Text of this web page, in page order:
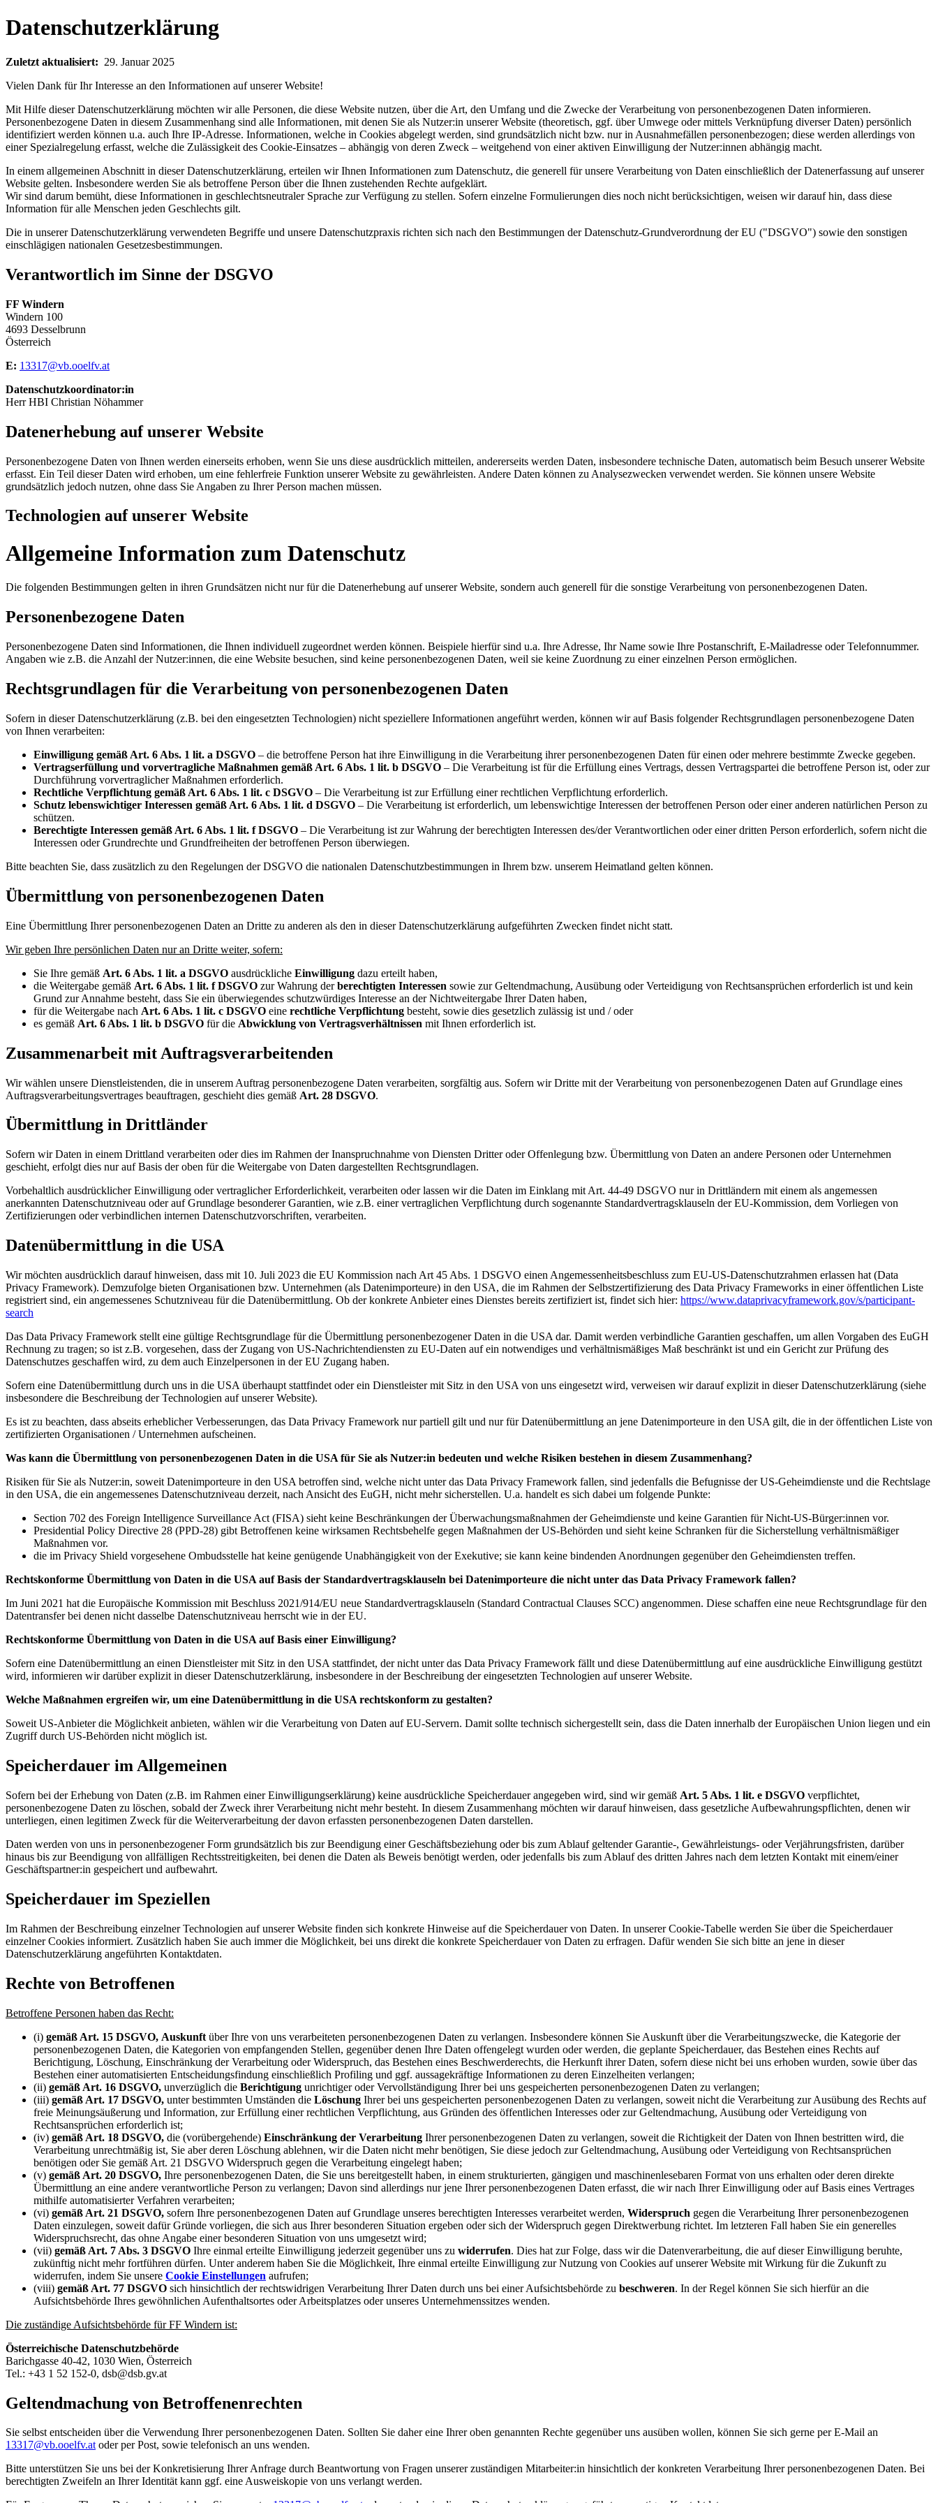
Datenschutzerklärung
Zuletzt aktualisiert: 29. Januar 2025
Vielen Dank für Ihr Interesse an den Informationen auf unserer Website!
Mit Hilfe dieser Datenschutzerklärung möchten wir alle Personen, die diese Website nutzen, über die Art, den Umfang und die Zwecke der Verarbeitung von personenbezogenen Daten informieren.
Personenbezogene Daten in diesem Zusammenhang sind alle Informationen, mit denen Sie als Nutzer:in unserer Website (theoretisch, ggf. über Umwege oder mittels Verknüpfung diverser Daten) persönlich
identifiziert werden können u.a. auch Ihre IP-Adresse. Informationen, welche in Cookies abgelegt werden, sind grundsätzlich nicht bzw. nur in Ausnahmefällen personenbezogen; diese werden allerdings von
einer Spezialregelung erfasst, welche die Zulässigkeit des Cookie-Einsatzes – abhängig von deren Zweck – weitgehend von einer aktiven Einwilligung der Nutzer:innen abhängig macht.
In einem allgemeinen Abschnitt in dieser Datenschutzerklärung, erteilen wir Ihnen Informationen zum Datenschutz, die generell für unsere Verarbeitung von Daten einschließlich der Datenerfassung auf unserer
Website gelten. Insbesondere werden Sie als betroffene Person über die Ihnen zustehenden Rechte aufgeklärt.
Wir sind darum bemüht, diese Informationen in geschlechtsneutraler Sprache zur Verfügung zu stellen. Sofern einzelne Formulierungen dies noch nicht berücksichtigen, weisen wir darauf hin, dass diese
Information für alle Menschen jeden Geschlechts gilt.
Die in unserer Datenschutzerklärung verwendeten Begriffe und unsere Datenschutzpraxis richten sich nach den Bestimmungen der Datenschutz-Grundverordnung der EU ("DSGVO") sowie den sonstigen
einschlägigen nationalen Gesetzesbestimmungen.
Verantwortlich im Sinne der DSGVO
FF Windern
Windern 100
4693 Desselbrunn
Österreich
E: 13317@vb.ooelfv.at
Datenschutzkoordinator:in
Herr HBI Christian Nöhammer
Datenerhebung auf unserer Website
Personenbezogene Daten von Ihnen werden einerseits erhoben, wenn Sie uns diese ausdrücklich mitteilen, andererseits werden Daten, insbesondere technische Daten, automatisch beim Besuch unserer Website
erfasst. Ein Teil dieser Daten wird erhoben, um eine fehlerfreie Funktion unserer Website zu gewährleisten. Andere Daten können zu Analysezwecken verwendet werden. Sie können unsere Website
grundsätzlich jedoch nutzen, ohne dass Sie Angaben zu Ihrer Person machen müssen.
Technologien auf unserer Website
Allgemeine Information zum Datenschutz
Die folgenden Bestimmungen gelten in ihren Grundsätzen nicht nur für die Datenerhebung auf unserer Website, sondern auch generell für die sonstige Verarbeitung von personenbezogenen Daten.
Personenbezogene Daten
Personenbezogene Daten sind Informationen, die Ihnen individuell zugeordnet werden können. Beispiele hierfür sind u.a. Ihre Adresse, Ihr Name sowie Ihre Postanschrift, E-Mailadresse oder Telefonnummer.
Angaben wie z.B. die Anzahl der Nutzer:innen, die eine Website besuchen, sind keine personenbezogenen Daten, weil sie keine Zuordnung zu einer einzelnen Person ermöglichen.
Rechtsgrundlagen für die Verarbeitung von personenbezogenen Daten
Sofern in dieser Datenschutzerklärung (z.B. bei den eingesetzten Technologien) nicht speziellere Informationen angeführt werden, können wir auf Basis folgender Rechtsgrundlagen personenbezogene Daten
von Ihnen verarbeiten:
Einwilligung gemäß Art. 6 Abs. 1 lit. a DSGVO – die betroffene Person hat ihre Einwilligung in die Verarbeitung ihrer personenbezogenen Daten für einen oder mehrere bestimmte Zwecke gegeben.
Vertragserfüllung und vorvertragliche Maßnahmen gemäß Art. 6 Abs. 1 lit. b DSGVO – Die Verarbeitung ist für die Erfüllung eines Vertrags, dessen Vertragspartei die betroffene Person ist, oder zur
Durchführung vorvertraglicher Maßnahmen erforderlich.
Rechtliche Verpflichtung gemäß Art. 6 Abs. 1 lit. c DSGVO – Die Verarbeitung ist zur Erfüllung einer rechtlichen Verpflichtung erforderlich.
Schutz lebenswichtiger Interessen gemäß Art. 6 Abs. 1 lit. d DSGVO – Die Verarbeitung ist erforderlich, um lebenswichtige Interessen der betroffenen Person oder einer anderen natürlichen Person zu
schützen.
Berechtigte Interessen gemäß Art. 6 Abs. 1 lit. f DSGVO – Die Verarbeitung ist zur Wahrung der berechtigten Interessen des/der Verantwortlichen oder einer dritten Person erforderlich, sofern nicht die
Interessen oder Grundrechte und Grundfreiheiten der betroffenen Person überwiegen.
Bitte beachten Sie, dass zusätzlich zu den Regelungen der DSGVO die nationalen Datenschutzbestimmungen in Ihrem bzw. unserem Heimatland gelten können.
Übermittlung von personenbezogenen Daten
Eine Übermittlung Ihrer personenbezogenen Daten an Dritte zu anderen als den in dieser Datenschutzerklärung aufgeführten Zwecken findet nicht statt.
Wir geben Ihre persönlichen Daten nur an Dritte weiter, sofern:
Sie Ihre gemäß Art. 6 Abs. 1 lit. a DSGVO ausdrückliche Einwilligung dazu erteilt haben,
die Weitergabe gemäß Art. 6 Abs. 1 lit. f DSGVO zur Wahrung derberechtigten Interessen sowie zur Geltendmachung, Ausübung oder Verteidigung von Rechtsansprüchen erforderlich ist und kein
Grund zur Annahme besteht, dass Sie ein überwiegendes schutzwürdiges Interesse an der Nichtweitergabe Ihrer Daten haben,
für die Weitergabe nach Art. 6 Abs. 1 lit. c DSGVO eine rechtliche Verpflichtung besteht, sowie dies gesetzlich zulässig ist und / oder
es gemäß Art. 6 Abs. 1 lit. b DSGVO für die Abwicklung von Vertragsverhältnissen mit Ihnen erforderlich ist.
Zusammenarbeit mit Auftragsverarbeitenden
Wir wählen unsere Dienstleistenden, die in unserem Auftrag personenbezogene Daten verarbeiten, sorgfältig aus. Sofern wir Dritte mit der Verarbeitung von personenbezogenen Daten auf Grundlage eines
Auftragsverarbeitungsvertrages beauftragen, geschieht dies gemäß Art. 28 DSGVO.
Übermittlung in Drittländer
Sofern wir Daten in einem Drittland verarbeiten oder dies im Rahmen der Inanspruchnahme von Diensten Dritter oder Offenlegung bzw. Übermittlung von Daten an andere Personen oder Unternehmen
geschieht, erfolgt dies nur auf Basis der oben für die Weitergabe von Daten dargestellten Rechtsgrundlagen.
Vorbehaltlich ausdrücklicher Einwilligung oder vertraglicher Erforderlichkeit, verarbeiten oder lassen wir die Daten im Einklang mit Art. 44-49 DSGVO nur in Drittländern mit einem als angemessen
anerkannten Datenschutzniveau oder auf Grundlage besonderer Garantien, wie z.B. einer vertraglichen Verpflichtung durch sogenannte Standardvertragsklauseln der EU-Kommission, dem Vorliegen von
Zertifizierungen oder verbindlichen internen Datenschutzvorschriften, verarbeiten.
Datenübermittlung in die USA
Wir möchten ausdrücklich darauf hinweisen, dass mit 10. Juli 2023 die EU Kommission nach Art 45 Abs. 1 DSGVO einen Angemessenheitsbeschluss zum EU-US-Datenschutzrahmen erlassen hat (Data
Privacy Framework). Demzufolge bieten Organisationen bzw. Unternehmen (als Datenimporteure) in den USA, die im Rahmen der Selbstzertifizierung des Data Privacy Frameworks in einer öffentlichen Liste
registriert sind, ein angemessenes Schutzniveau für die Datenübermittlung. Ob der konkrete Anbieter eines Dienstes bereits zertifiziert ist, findet sich hier: https://www.dataprivacyframework.gov/s/participant-
search
Das Data Privacy Framework stellt eine gültige Rechtsgrundlage für die Übermittlung personenbezogener Daten in die USA dar. Damit werden verbindliche Garantien geschaffen, um allen Vorgaben des EuGH
Rechnung zu tragen; so ist z.B. vorgesehen, dass der Zugang von US-Nachrichtendiensten zu EU-Daten auf ein notwendiges und verhältnismäßiges Maß beschränkt ist und ein Gericht zur Prüfung des
Datenschutzes geschaffen wird, zu dem auch Einzelpersonen in der EU Zugang haben.
Sofern eine Datenübermittlung durch uns in die USA überhaupt stattfindet oder ein Dienstleister mit Sitz in den USA von uns eingesetzt wird, verweisen wir darauf explizit in dieser Datenschutzerklärung (siehe
insbesondere die Beschreibung der Technologien auf unserer Website).
Es ist zu beachten, dass abseits erheblicher Verbesserungen, das Data Privacy Framework nur partiell gilt und nur für Datenübermittlung an jene Datenimporteure in den USA gilt, die in der öffentlichen Liste von
zertifizierten Organisationen / Unternehmen aufscheinen.
Was kann die Übermittlung von personenbezogenen Daten in die USA für Sie als Nutzer:in bedeuten und welche Risiken bestehen in diesem Zusammenhang?
Risiken für Sie als Nutzer:in, soweit Datenimporteure in den USA betroffen sind, welche nicht unter das Data Privacy Framework fallen, sind jedenfalls die Befugnisse der US-Geheimdienste und die Rechtslage
in den USA, die ein angemessenes Datenschutzniveau derzeit, nach Ansicht des EuGH, nicht mehr sicherstellen. U.a. handelt es sich dabei um folgende Punkte:
Section 702 des Foreign Intelligence Surveillance Act (FISA) sieht keine Beschränkungen der Überwachungsmaßnahmen der Geheimdienste und keine Garantien für Nicht-US-Bürger:innen vor.
Presidential Policy Directive 28 (PPD-28) gibt Betroffenen keine wirksamen Rechtsbehelfe gegen Maßnahmen der US-Behörden und sieht keine Schranken für die Sicherstellung verhältnismäßiger
Maßnahmen vor.
die im Privacy Shield vorgesehene Ombudsstelle hat keine genügende Unabhängigkeit von der Exekutive; sie kann keine bindenden Anordnungen gegenüber den Geheimdiensten treffen.
Rechtskonforme Übermittlung von Daten in die USA auf Basis der Standardvertragsklauseln bei Datenimporteure die nicht unter das Data Privacy Framework fallen?
Im Juni 2021 hat die Europäische Kommission mit Beschluss 2021/914/EU neue Standardvertragsklauseln (Standard Contractual Clauses SCC) angenommen. Diese schaffen eine neue Rechtsgrundlage für den
Datentransfer bei denen nicht dasselbe Datenschutzniveau herrscht wie in der EU.
Rechtskonforme Übermittlung von Daten in die USA auf Basis einer Einwilligung?
Sofern eine Datenübermittlung an einen Dienstleister mit Sitz in den USA stattfindet, der nicht unter das Data Privacy Framework fällt und diese Datenübermittlung auf eine ausdrückliche Einwilligung gestützt
wird, informieren wir darüber explizit in dieser Datenschutzerklärung, insbesondere in der Beschreibung der eingesetzten Technologien auf unserer Website.
Welche Maßnahmen ergreifen wir, um eine Datenübermittlung in die USA rechtskonform zu gestalten?
Soweit US-Anbieter die Möglichkeit anbieten, wählen wir die Verarbeitung von Daten auf EU-Servern. Damit sollte technisch sichergestellt sein, dass die Daten innerhalb der Europäischen Union liegen und ein
Zugriff durch US-Behörden nicht möglich ist.
Speicherdauer im Allgemeinen
Sofern bei der Erhebung von Daten (z.B. im Rahmen einer Einwilligungserklärung) keine ausdrückliche Speicherdauer angegeben wird, sind wir gemäß Art. 5 Abs. 1 lit. e DSGVO verpflichtet,
personenbezogene Daten zu löschen, sobald der Zweck ihrer Verarbeitung nicht mehr besteht. In diesem Zusammenhang möchten wir darauf hinweisen, dass gesetzliche Aufbewahrungspflichten, denen wir
unterliegen, einen legitimen Zweck für die Weiterverarbeitung der davon erfassten personenbezogenen Daten darstellen.
Daten werden von uns in personenbezogener Form grundsätzlich bis zur Beendigung einer Geschäftsbeziehung oder bis zum Ablauf geltender Garantie-, Gewährleistungs- oder Verjährungsfristen, darüber
hinaus bis zur Beendigung von allfälligen Rechtsstreitigkeiten, bei denen die Daten als Beweis benötigt werden, oder jedenfalls bis zum Ablauf des dritten Jahres nach dem letzten Kontakt mit einem/einer
Geschäftspartner:in gespeichert und aufbewahrt.
Speicherdauer im Speziellen
Im Rahmen der Beschreibung einzelner Technologien auf unserer Website finden sich konkrete Hinweise auf die Speicherdauer von Daten. In unserer Cookie-Tabelle werden Sie über die Speicherdauer
einzelner Cookies informiert. Zusätzlich haben Sie auch immer die Möglichkeit, bei uns direkt die konkrete Speicherdauer von Daten zu erfragen. Dafür wenden Sie sich bitte an jene in dieser
Datenschutzerklärung angeführten Kontaktdaten.
Rechte von Betroffenen
Betroffene Personen haben das Recht:
(i) gemäß Art. 15 DSGVO, Auskunft über Ihre von uns verarbeiteten personenbezogenen Daten zu verlangen. Insbesondere können Sie Auskunft über die Verarbeitungszwecke, die Kategorie der
personenbezogenen Daten, die Kategorien von empfangenden Stellen, gegenüber denen Ihre Daten offengelegt wurden oder werden, die geplante Speicherdauer, das Bestehen eines Rechts auf
Berichtigung, Löschung, Einschränkung der Verarbeitung oder Widerspruch, das Bestehen eines Beschwerderechts, die Herkunft ihrer Daten, sofern diese nicht bei uns erhoben wurden, sowie über das
Bestehen einer automatisierten Entscheidungsfindung einschließlich Profiling und ggf. aussagekräftige Informationen zu deren Einzelheiten verlangen;
(ii) gemäß Art. 16 DSGVO, unverzüglich die Berichtigung unrichtiger oder Vervollständigung Ihrer bei uns gespeicherten personenbezogenen Daten zu verlangen;
(iii) gemäß Art. 17 DSGVO, unter bestimmten Umständen die Löschung Ihrer bei uns gespeicherten personenbezogenen Daten zu verlangen, soweit nicht die Verarbeitung zur Ausübung des Rechts auf
freie Meinungsäußerung und Information, zur Erfüllung einer rechtlichen Verpflichtung, aus Gründen des öffentlichen Interesses oder zur Geltendmachung, Ausübung oder Verteidigung von
Rechtsansprüchen erforderlich ist;
(iv) gemäß Art. 18 DSGVO, die (vorübergehende) Einschränkung der Verarbeitung Ihrer personenbezogenen Daten zu verlangen, soweit die Richtigkeit der Daten von Ihnen bestritten wird, die
Verarbeitung unrechtmäßig ist, Sie aber deren Löschung ablehnen, wir die Daten nicht mehr benötigen, Sie diese jedoch zur Geltendmachung, Ausübung oder Verteidigung von Rechtsansprüchen
benötigen oder Sie gemäß Art. 21 DSGVO Widerspruch gegen die Verarbeitung eingelegt haben;
(v) gemäß Art. 20 DSGVO, Ihre personenbezogenen Daten, die Sie uns bereitgestellt haben, in einem strukturierten, gängigen und maschinenlesebaren Format von uns erhalten oder deren direkte
Übermittlung an eine andere verantwortliche Person zu verlangen; Davon sind allerdings nur jene Ihrer personenbezogenen Daten erfasst, die wir nach Ihrer Einwilligung oder auf Basis eines Vertrages
mithilfe automatisierter Verfahren verarbeiten;
(vi) gemäß Art. 21 DSGVO, sofern Ihre personenbezogenen Daten auf Grundlage unseres berechtigten Interesses verarbeitet werden, Widerspruch gegen die Verarbeitung Ihrer personenbezogenen
Daten einzulegen, soweit dafür Gründe vorliegen, die sich aus Ihrer besonderen Situation ergeben oder sich der Widerspruch gegen Direktwerbung richtet. Im letzteren Fall haben Sie ein generelles
Widerspruchsrecht, das ohne Angabe einer besonderen Situation von uns umgesetzt wird;
(vii) gemäß Art. 7 Abs. 3 DSGVO Ihre einmal erteilte Einwilligung jederzeit gegenüber uns zu widerrufen. Dies hat zur Folge, dass wir die Datenverarbeitung, die auf dieser Einwilligung beruhte,
zukünftig nicht mehr fortführen dürfen. Unter anderem haben Sie die Möglichkeit, Ihre einmal erteilte Einwilligung zur Nutzung von Cookies auf unserer Website mit Wirkung für die Zukunft zu
widerrufen, indem Sie unsere Cookie Einstellungen aufrufen;
(viii) gemäß Art. 77 DSGVO sich hinsichtlich der rechtswidrigen Verarbeitung Ihrer Daten durch uns bei einer Aufsichtsbehörde zu beschweren. In der Regel können Sie sich hierfür an die
Aufsichtsbehörde Ihres gewöhnlichen Aufenthaltsortes oder Arbeitsplatzes oder unseres Unternehmenssitzes wenden.
Die zuständige Aufsichtsbehörde für FF Windern ist:
Österreichische Datenschutzbehörde
Barichgasse 40-42, 1030 Wien, Österreich
Tel.: +43 1 52 152-0, dsb@dsb.gv.at
Geltendmachung von Betroffenenrechten
Sie selbst entscheiden über die Verwendung Ihrer personenbezogenen Daten. Sollten Sie daher eine Ihrer oben genannten Rechte gegenüber uns ausüben wollen, können Sie sich gerne per E-Mail an
13317@vb.ooelfv.atoder per Post, sowie telefonisch an uns wenden.
Bitte unterstützen Sie uns bei der Konkretisierung Ihrer Anfrage durch Beantwortung von Fragen unserer zuständigen Mitarbeiter:in hinsichtlich der konkreten Verarbeitung Ihrer personenbezogenen Daten. Bei
berechtigten Zweifeln an Ihrer Identität kann ggf. eine Ausweiskopie von uns verlangt werden.